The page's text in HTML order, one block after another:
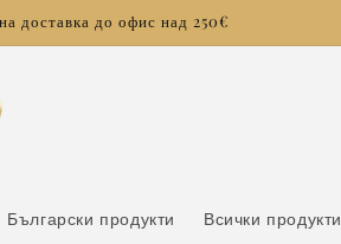
доставка до офис над 250€
Български продукти Всички продукти